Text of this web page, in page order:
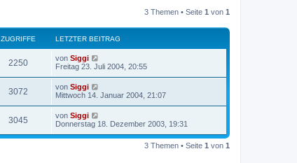
a
g
r
B
e
r
a
3 Themen • Seite 1 von 1
ZUGRIFFE LETZTER BEITRAG
2250 von Siggi
Freitag 23. Juli 2004, 20:55
3072 von Siggi
Mittwoch 14. Januar 2004, 21:07
3045 von Siggi
Donnerstag 18. Dezember 2003, 19:31
3 Themen • Seite 1 von 1